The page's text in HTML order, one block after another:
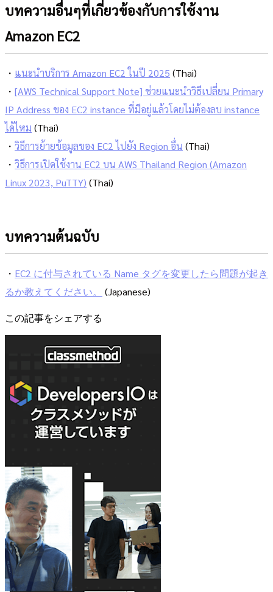
บทความอื่นๆที่เกี่ยวข้องกับการใช้งาน
Amazon EC2
・ แนะนำบริการ Amazon EC2 ในปี 2025 (Thai)
・ [AWS Technical Support Note] ช่วยแนะนำวิธีเปลี่ยน Primary
IP Address ของ EC2 instance ที่มีอยู่แล้วโดยไม่ต้องลบ instance
ได้ไหม (Thai)
・ วิธีการย้ายข้อมูลของ EC2 ไปยัง Region อื่น (Thai)
・ วิธีการเปิดใช้งาน EC2 บน AWS Thailand Region (Amazon
Linux 2023, PuTTY) (Thai)
บทความต้นฉบับ
・ EC2 に付与されている Name タグを変更したら問題が起き
るか教えてください。
(Japanese)
この記事をシェアする